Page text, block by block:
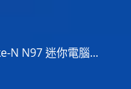
N N97 迷你電腦...